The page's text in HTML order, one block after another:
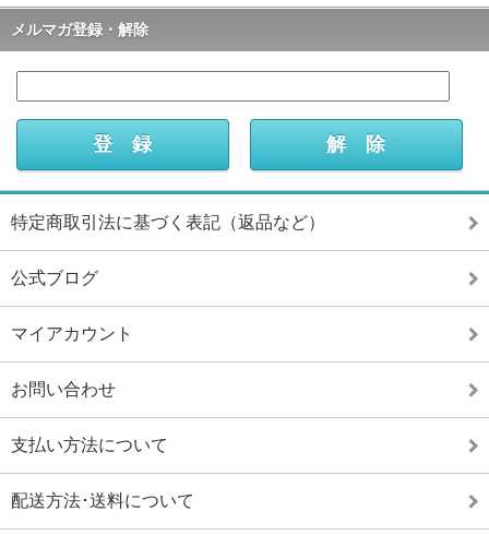
メルマガ登録・解除
特定商取引法に基づく表記（返品など）
公式ブログ
マイアカウント
お問い合わせ
支払い方法について
配送方法･送料について